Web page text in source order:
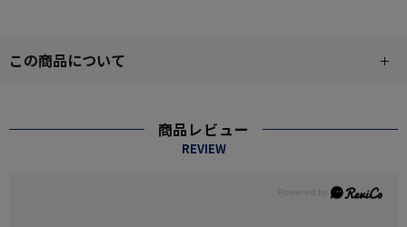
この商品について
商品レビュー
REVIEW